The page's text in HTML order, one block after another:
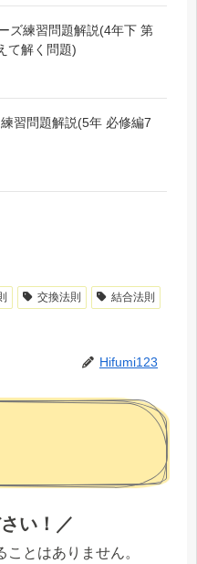
ズ練習問題解説(4年下 第
て解く問題)
習問題解説(5年 必修編7
交換法則
結合法則
Hifumi123
い！／
とはありません。